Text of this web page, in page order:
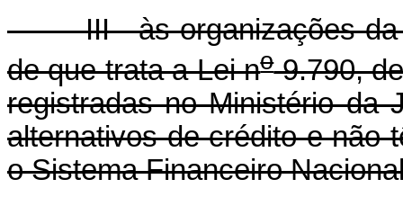
III - às organizações da
de que trata a Lei no9.790,
registradas no Ministério da
alternativos de crédito e não
o Sistema Financeiro